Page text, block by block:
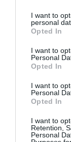
not limited to
grant or deny
use your data
consent section.
I want to
personal
Opted In
I want to
Personal
Opted In
I want to
Personal
Opted In
I want to
Retention,
Personal